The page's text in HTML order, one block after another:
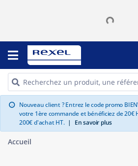
info Nouveau client ? Entrez le code promo
votre 1ère commande et bénéficiez de 20€
200€ d'achat HT. | En savoir plus
Accueil